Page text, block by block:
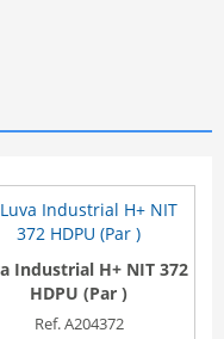
Industrial H+ NIT 372
HDPU (Par )
Ref. A204372